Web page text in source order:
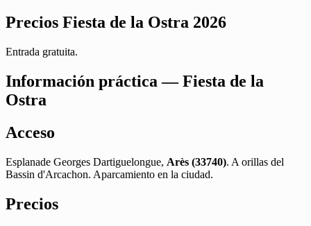
Precios Fiesta de la Ostra 2026
Entrada gratuita.
Información práctica — Fiesta de la
Ostra
Acceso
Esplanade Georges Dartiguelongue, Arès (33740). A orillas del
Bassin d'Arcachon. Aparcamiento en la ciudad.
Precios